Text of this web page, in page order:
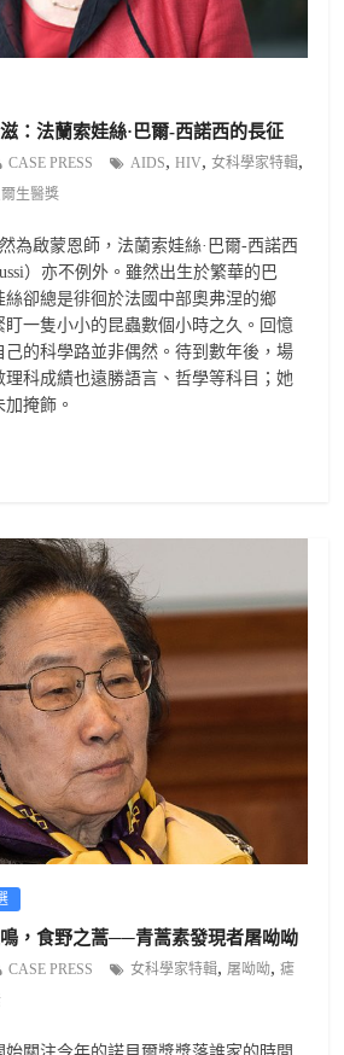
：法蘭索娃絲·巴爾-西諾西的長征
CASE PRESS AIDS,HIV,女科學家特輯,
生醫獎
為啟蒙恩師，法蘭索娃絲·巴爾-西諾西
）亦不例外。雖然出生於繁華的巴
卻總是徘徊於法國中部奧弗涅的鄉
盯一隻小小的昆蟲數個小時之久。回憶
的科學路並非偶然。待到數年後，場
科成績也遠勝語言、哲學等科目；她
掩飾。
鳴，食野之蒿──青蒿素發現者屠呦呦
CASE PRESS 女科學家特輯, 屠呦呦,瘧